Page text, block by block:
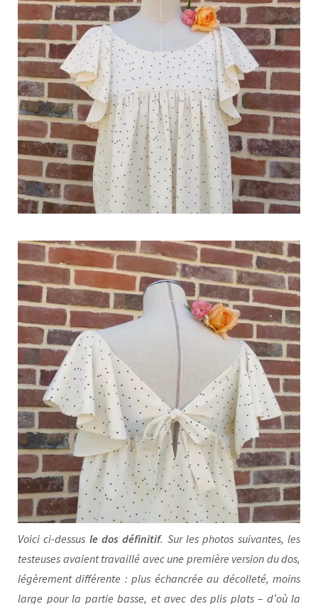
Voici ci-dessus le dos définitif. Sur les photos suivantes, les
testeuses avaient travaillé avec une première version du dos,
légèrement différente : plus échancrée au décolleté, moins
large pour la partie basse, et avec des plis plats – d’où la